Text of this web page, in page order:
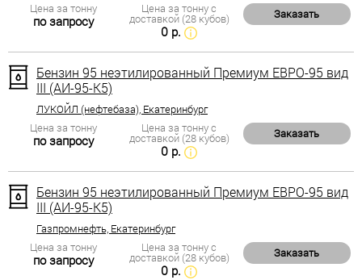
Цена за тонну
по запросу
Цена за тонну с
доставкой (28 кубов)
0 р.
Заказать
Бензин 95 неэтилированный Премиум ЕВРО-95 вид
III (АИ-95-К5)
ЛУКОЙЛ (нефтебаза), Екатеринбург
Цена за тонну
по запросу
Цена за тонну с
доставкой (28 кубов)
0 р.
Заказать
Бензин 95 неэтилированный Премиум ЕВРО-95 вид
III (АИ-95-К5)
Газпромнефть, Екатеринбург
Цена за тонну
по запросу
Цена за тонну с
доставкой (28 кубов)
0 р.
Заказать